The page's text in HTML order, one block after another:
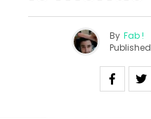
By Fab !
Published